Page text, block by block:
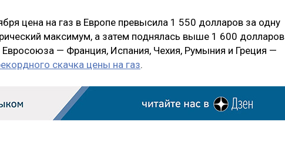
цена на газ в Европе превысила 1 550 долларов за одну
максимум, а затем поднялась выше 1 600 долларов
Евросоюза — Франция, Испания, Чехия, Румыния и Греция —
скачка цены на газ.